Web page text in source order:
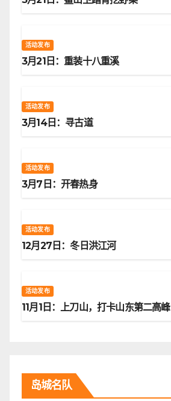
活动发布
3月21日：重装十八重溪
活动发布
3月14日：寻古道
活动发布
3月7日：开春热身
活动发布
12月27日：冬日洪江河
活动发布
11月1日：上刀山，打卡山东第二高峰
岛城名队